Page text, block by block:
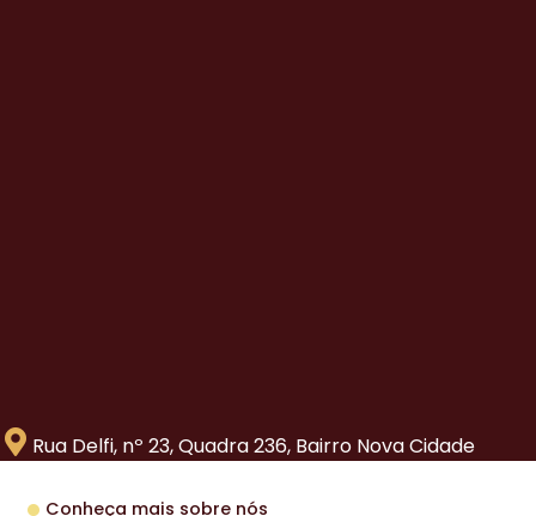
Rua Delfi, nº 23, Quadra 236, Bairro Nova Cidade
Conheça mais sobre nós